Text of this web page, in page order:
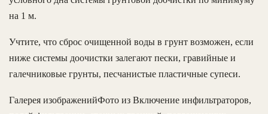
на 1 м.
Учтите, что сброс очищенной воды в грунт возможен, если
ниже системы доочистки залегают пески, гравийные и
галечниковые грунты, песчанистые пластичные супеси.
Галерея изображенийФото из Включение инфильтраторов,